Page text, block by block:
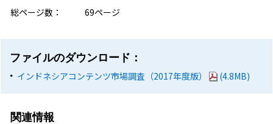
総ページ数：
69ページ
ファイルのダウンロード：
インドネシアコンテンツ市場調査（2017年度版）
(4.8MB)
関連情報